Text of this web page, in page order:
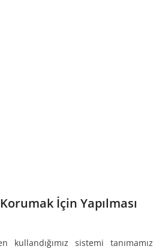
İçin Yapılması
kullandığımız sistemi tanımamız